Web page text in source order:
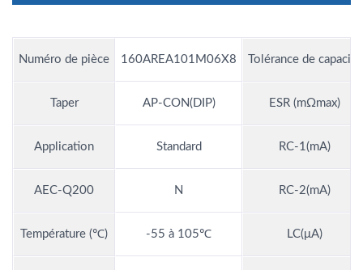
Numéro de pièce 160AREA101M06X8 Tolérance de capacité
Taper AP-CON(DIP) ESR (mΩmax)
Application Standard RC-1(mA)
AEC-Q200 N RC-2(mA)
Température (℃) -55 à 105℃ LC(μA)